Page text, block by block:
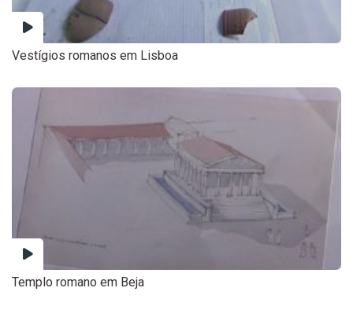
Vestígios romanos em Lisboa
Templo romano em Beja